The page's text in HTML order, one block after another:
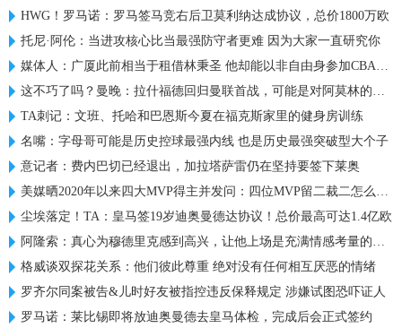
HWG！罗马诺：罗马签马竞右后卫莫利纳达成协议，总价1800万欧
托尼·阿伦：当进攻核心比当最强防守者更难 因为大家一直研究你
媒体人：广厦此前相当于租借林秉圣 他却能以非自由身参加CBA选秀
这不巧了吗？曼晚：拉什福德回归曼联首战，可能是对阿莫林的米兰
TA刺记：文班、托哈和巴恩斯今夏在福克斯家里的健身房训练
名嘴：字母哥可能是历史控球最强内线 也是历史最强突破型大个子
意记者：费内巴切已经退出，加拉塔萨雷仍在坚持要签下莱奥
美媒晒2020年以来四大MVP得主并发问：四位MVP留二裁二怎么选？
尘埃落定！TA：皇马签19岁迪奥曼德达协议！总价最高可达1.4亿欧
阿隆索：真心为穆德里克感到高兴，让他上场是充满情感考量的决定
格威谈双探花关系：他们彼此尊重 绝对没有任何相互厌恶的情绪
罗齐尔同案被告&儿时好友被指控违反保释规定 涉嫌试图恐吓证人
罗马诺：莱比锡即将放迪奥曼德去皇马体检，完成后会正式签约